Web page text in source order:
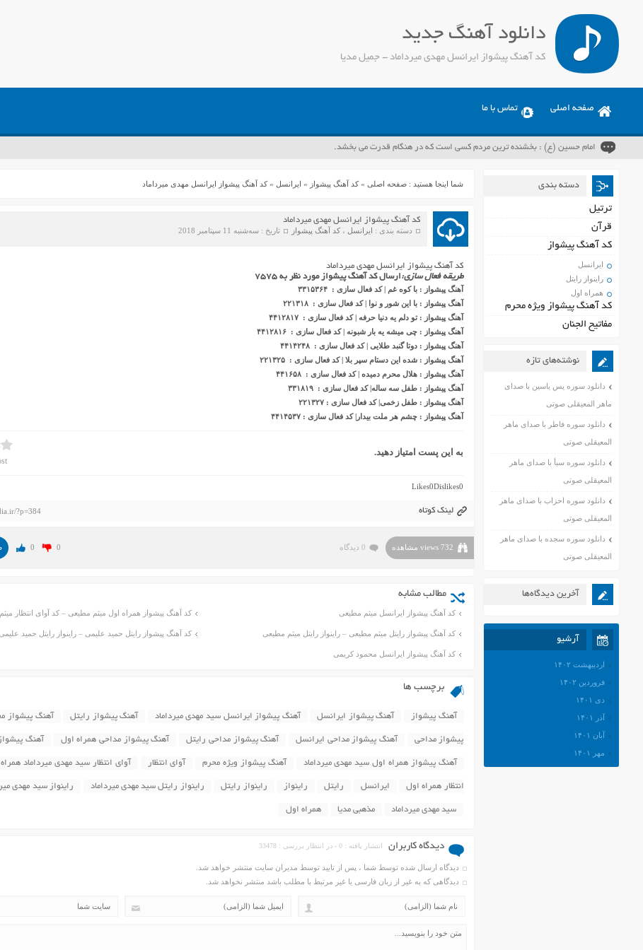
دانلود آهنگ جدید
کد آهنگ پیشواز ایرانسل مهدی میرداماد - جمیل مدیا
صفحه اصلی تماس با ما
امام حسین (ع) : بخشنده ترین مردم کسی است که در هنگام قدرت می بخشد.
شما اینجا هستید : صفحه اصلی»کد آهنگ پیشواز » ایرانسل »کد آهنگ پیشواز ایرانسل مهدی میرداماد
کد آهنگ پیشواز ایرانسل مهدی میرداماد
دسته بندی : ایرانسل ، کد آهنگ پیشواز تاریخ : سه‌شنبه 11 سپتامبر 2018
کد آهنگ پیشواز ایرانسل مهدی میرداماد
طریقه فعال سازی:ارسال کد آهنگ پیشواز مورد نظر به ۷۵۷۵
آهنگ پیشواز : با کوه غم | کد فعال سازی : ۳۳۱۵۳۶۴
آهنگ پیشواز : با این شور و نوا | کد فعال سازی : ۲۲۱۳۱۸
آهنگ پیشواز : تو دلم یه دنیا حرفه | کد فعال سازی : ۴۴١٢٨١٧
آهنگ پیشواز : چی میشه یه بار شبونه | کد فعال سازی : ۴۴۱۲۸۱۶
آهنگ پیشواز : دوتا گنبد طلایی | کد فعال سازی : ۴۴١۴٢۴٨
آهنگ پیشواز : شده این دستام سپر بلا | کد فعال سازی : ۲۲۱۳۲۵
آهنگ پیشواز : هلال محرم دمیده | کد فعال سازی : ۴۴۱۶۵۸
آهنگ پیشواز : طفل سه ساله| کد فعال سازی : ۳۳۱۸۱۹
آهنگ پیشواز : طفل زخمی| کد فعال سازی : ۲۲۱۳۲۷
آهنگ پیشواز : چشم هر ملت بیدار| کد فعال سازی : ۴۴۱۴۵۳۷
به این پست امتیاز دهید.
Likes0Dislikes0
لینک کوتاه ?p=384
732 views مشاهده 0 دیدگاه 0 0
مطالب مشابه
کد آهنگ پیشواز ایرانسل میثم مطیعی کد آهنگ پیشواز همراه اول میثم مطیعی – کد آوای انتظار
کد آهنگ پیشواز رایتل میثم مطیعی – راینواز رایتل میثم مطیعی کد آهنگ پیشواز رایتل حمید علیمی – راینواز رایتل حمید علیمی
کد آهنگ پیشواز ایرانسل محمود کریمی
برچسب ها
آهنگ پیشواز آهنگ پیشواز ایرانسل آهنگ پیشواز ایرانسل سید مهدی میرداماد آهنگ پیشواز رایتل آهنگ پیشواز
پیشواز مداحی آهنگ پیشواز مداحی ایرانسل آهنگ پیشواز مداحی رایتل آهنگ پیشواز مداحی همراه اول آهنگ
آهنگ پیشواز همراه اول سید مهدی میرداماد آهنگ پیشواز ویژه محرم آوای انتظار آوای انتظار سید مهدی میرداماد
انتظار همراه اول ایرانسل رایتل راینواز راینواز رایتل راینواز رایتل سید مهدی میرداماد راینواز سید مهدی
سید مهدی میرداماد مذهبی مدیا همراه اول
دیدگاه کاربران انتشار یافته : 0 - در انتظار بررسی : 33478
دیدگاه ارسال شده توسط شما ، پس از تایید توسط مدیران سایت منتشر خواهد شد.
دیدگاهی که به غیر از زبان فارسی یا غیر مرتبط با مطلب باشد منتشر نخواهد شد.
دسته بندی
ترتیل
قرآن
کد آهنگ پیشواز
ایرانسل
راینواز رایتل
همراه اول
کد آهنگ پیشواز ویژه محرم
مفاتیح الجنان
نوشته‌های تازه
دانلود سوره یس یاسین با صدای
ماهر المعیقلی صوتی
دانلود سوره فاطر با صدای ماهر
المعیقلی صوتی
دانلود سوره سبأ با صدای ماهر
المعیقلی صوتی
دانلود سوره احزاب با صدای ماهر
المعیقلی صوتی
دانلود سوره سجده با صدای ماهر
المعیقلی صوتی
آخرین دیدگاه‌ها
آرشیو
اردیبهشت ۱۴۰۲
فروردین ۱۴۰۲
دی ۱۴۰۱
آذر ۱۴۰۱
آبان ۱۴۰۱
مهر ۱۴۰۱